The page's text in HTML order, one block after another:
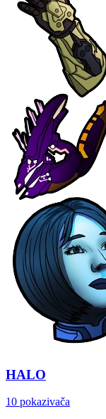
HALO
10 pokazivača